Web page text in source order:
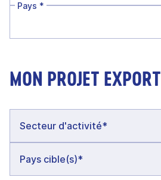
Pays *
MON PROJET EXPORT